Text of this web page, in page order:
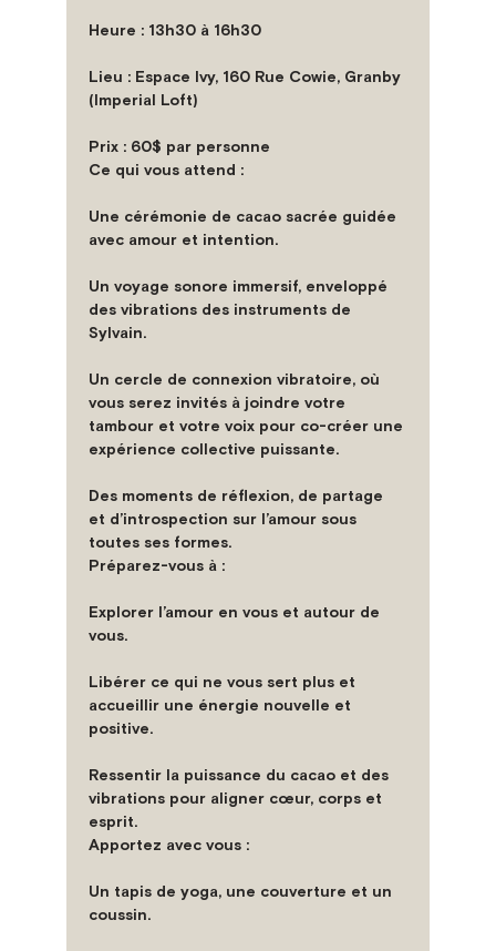
Heure : 13h30 à 16h30
Lieu : Espace Ivy, 160 Rue Cowie, Granby
(Imperial Loft)
Prix : 60$ par personne
Ce qui vous attend :
Une cérémonie de cacao sacrée guidée
avec amour et intention.
Un voyage sonore immersif, enveloppé
des vibrations des instruments de
Sylvain.
Un cercle de connexion vibratoire, où
vous serez invités à joindre votre
tambour et votre voix pour co-créer une
expérience collective puissante.
Des moments de réflexion, de partage
et d’introspection sur l’amour sous
toutes ses formes.
Préparez-vous à :
Explorer l’amour en vous et autour de
vous.
Libérer ce qui ne vous sert plus et
accueillir une énergie nouvelle et
positive.
Ressentir la puissance du cacao et des
vibrations pour aligner cœur, corps et
esprit.
Apportez avec vous :
Un tapis de yoga, une couverture et un
coussin.